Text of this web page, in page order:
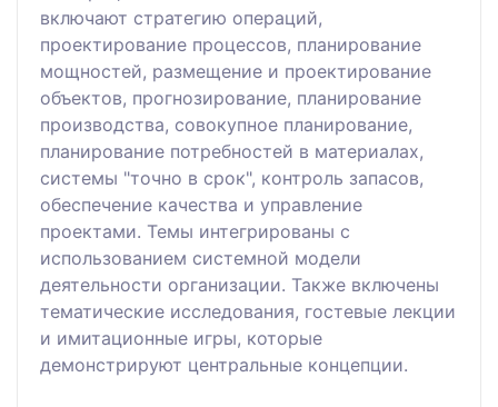
включают стратегию операций,
проектирование процессов, планирование
мощностей, размещение и проектирование
объектов, прогнозирование, планирование
производства, совокупное планирование,
планирование потребностей в материалах,
системы "точно в срок", контроль запасов,
обеспечение качества и управление
проектами. Темы интегрированы с
использованием системной модели
деятельности организации. Также включены
тематические исследования, гостевые лекции
и имитационные игры, которые
демонстрируют центральные концепции.